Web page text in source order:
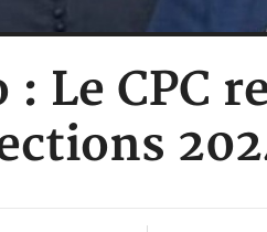
: Le CPC